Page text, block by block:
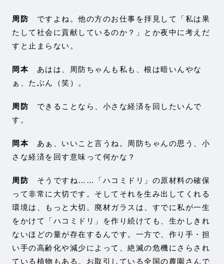
周防 ですよね。他の方のお仕事を拝見して「私は果
たして社会に貢献しているのか？」とか夜中に考えだ
すと止まらない。
岡本 あはは、周防ちゃんも私も、根は暗いんやな
ぁ、たぶん（笑）。
周防 できることなら、小さな経済を回したいんで
す。
岡本 あぁ、いいこと言うね。周防ちゃんの思う、小
さな経済を回す意味って何かな？
周防 そうですね……「ハコミドリ」の原材料の確保
って非常に大切です。そしてそれを生み出してくれる
環境は、もっと大切。廃材ガラスは、すでに私が一生
をかけて「ハコミドリ」を作り続けても、生かしきれ
ないほどの量が存在するんです。一方で、作り手・担
い手の高齢化や減少によって、絶滅の危機にさらされ
ている植物もある。お取引している全国の農園さんで